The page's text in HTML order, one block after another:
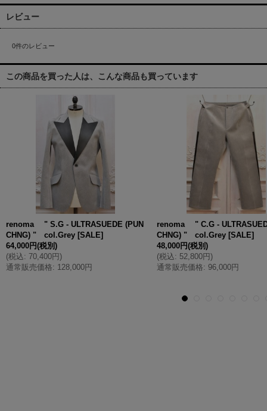
レビュー
0件のレビュー
この商品を買った人は、こんな商品も買っています
renoma " S.G - ULTRASUEDE (PUN
CHNG) " col.Grey [SALE]
64,000円(税別)
(税込: 70,400円)
通常販売価格: 128,000円
renoma " C.G -
CHNG) " col.Grey [SALE]
48,000円(税別)
(税込: 52,800円)
通常販売価格: 96,000円